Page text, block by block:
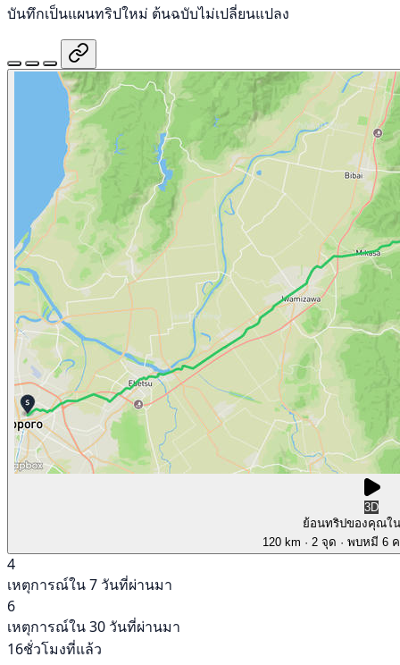
บันทึกเป็นแผนทริปใหม่ ต้นฉบับไม่เปลี่ยนแปลง
3D
ย้อนทริปของคุณใ
120 km · 2 จุด · พบหมี 6
4
เหตุการณ์ใน 7 วันที่ผ่านมา
6
เหตุการณ์ใน 30 วันที่ผ่านมา
16ชั่วโมงที่แล้ว